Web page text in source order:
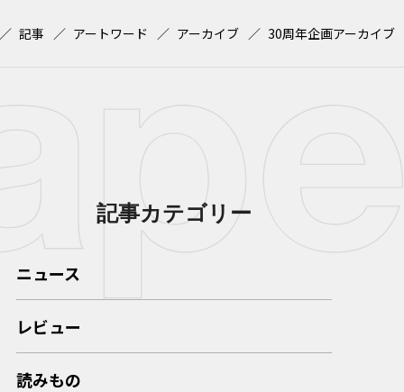
記事 アートワード アーカイブ 30周年企画アーカイブ
記事カテゴリー
ニュース
レビュー
読みもの